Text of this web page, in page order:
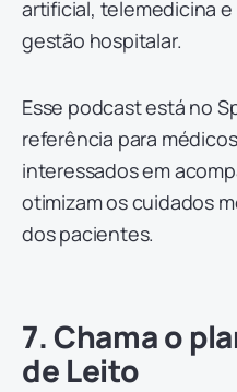
artificial, telemedicina
gestão hospitalar.
Esse podcast está no
referência para
interessados em
otimizam os cuidados
dos pacientes.
7. Chama o
de Leito